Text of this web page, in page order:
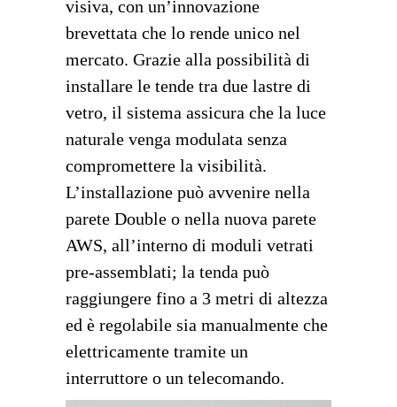
visiva, con un’innovazione
brevettata che lo rende unico nel
mercato. Grazie alla possibilità di
installare le tende tra due lastre di
vetro, il sistema assicura che la luce
naturale venga modulata senza
compromettere la visibilità.
L’installazione può avvenire nella
parete Double o nella nuova parete
AWS, all’interno di moduli vetrati
pre-assemblati; la tenda può
raggiungere fino a 3 metri di altezza
ed è regolabile sia manualmente che
elettricamente tramite un
interruttore o un telecomando.